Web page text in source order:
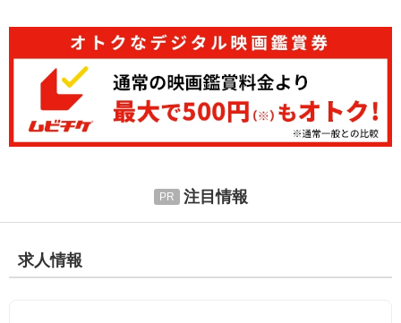
注目情報
求人情報